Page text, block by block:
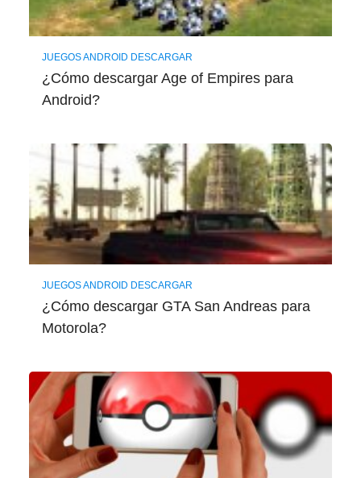
JUEGOS ANDROID DESCARGAR
¿Cómo descargar Age of Empires para
Android?
JUEGOS ANDROID DESCARGAR
¿Cómo descargar GTA San Andreas para
Motorola?